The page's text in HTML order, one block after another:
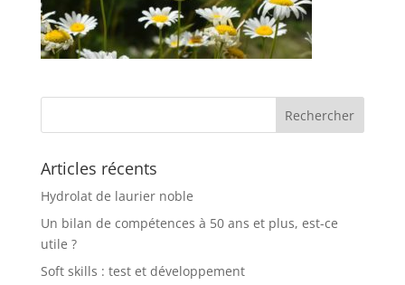
Articles récents
Hydrolat de laurier noble
Un bilan de compétences à 50 ans et plus, est-ce
utile ?
Soft skills : test et développement